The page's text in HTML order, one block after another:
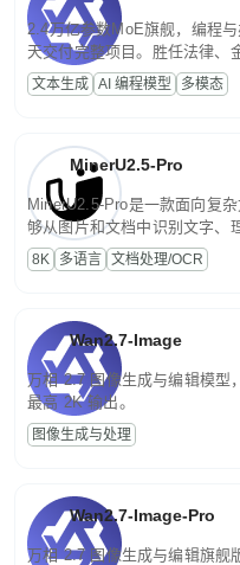
2.4万亿参数MoE旗舰，编程
天交付完整项目。胜任法律、
话端到端交付生产级成果。原
程，支持超长文档与长视频的
文本生成 AI 编程模型 多模态
MinerU2.5-Pro
MinerU2.5-Pro是一款面向复
够从图片和文档中识别文字、
为便于存储、检索和二次处理
8K 多语言 文档处理/OCR
Wan2.7-Image
万相 2.7 图像生成与编辑模型
最高 2K 输出。
图像生成与处理
Wan2.7-Image-Pro
万相 2.7 图像生成与编辑旗舰